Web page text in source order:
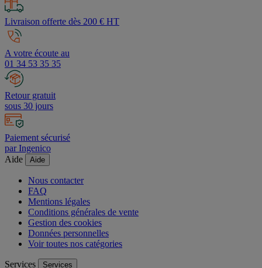
Livraison offerte dès 200 € HT
A votre écoute au
01 34 53 35 35
Retour gratuit
sous 30 jours
Paiement sécurisé
par Ingenico
Aide
Aide
Nous contacter
FAQ
Mentions légales
Conditions générales de vente
Gestion des cookies
Données personnelles
Voir toutes nos catégories
Services Services